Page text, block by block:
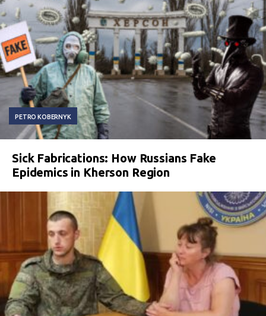
PETRO KOBERNYK
Sick Fabrications: How Russians Fake
Epidemics in Kherson Region